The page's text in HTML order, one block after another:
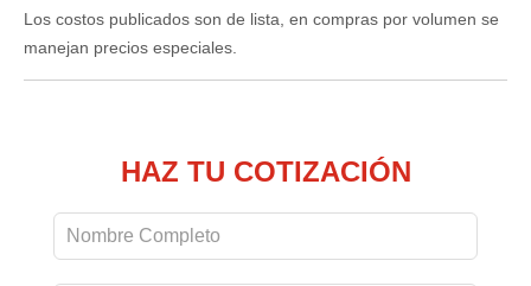
Los costos publicados son de lista, en compras por volumen se
manejan precios especiales.
HAZ TU COTIZACIÓN